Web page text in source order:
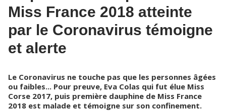
Miss France 2018 atteinte
par le Coronavirus témoigne
et alerte
Le Coronavirus ne touche pas que les personnes âgées
ou faibles... Pour preuve, Eva Colas qui fut élue Miss
Corse 2017, puis première dauphine de Miss France
2018 est malade et témoigne sur son confinement.